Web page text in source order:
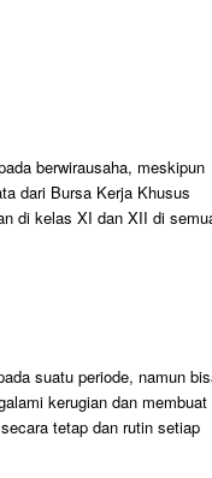
berwirausaha, meskipun
dari Bursa Kerja Khusus
di kelas XI dan XII di
suatu periode, namun
kerugian dan membuat
tetap dan rutin setiap